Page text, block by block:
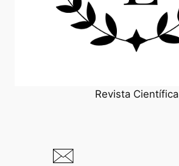
Revista Científica